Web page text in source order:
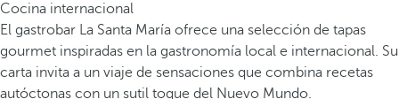
Cocina internacional
El gastrobar La Santa María ofrece una selección de tapas
gourmet inspiradas en la gastronomía local e internacional. Su
carta invita a un viaje de sensaciones que combina recetas
autóctonas con un sutil toque del Nuevo Mundo.